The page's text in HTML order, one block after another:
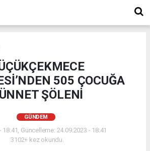
505 ÇOCUĞA
ŞÖLENİ
GÜNDEM
18:41, Güncelleme: 24.09.2023 - 18:41
3102+ kez okundu.